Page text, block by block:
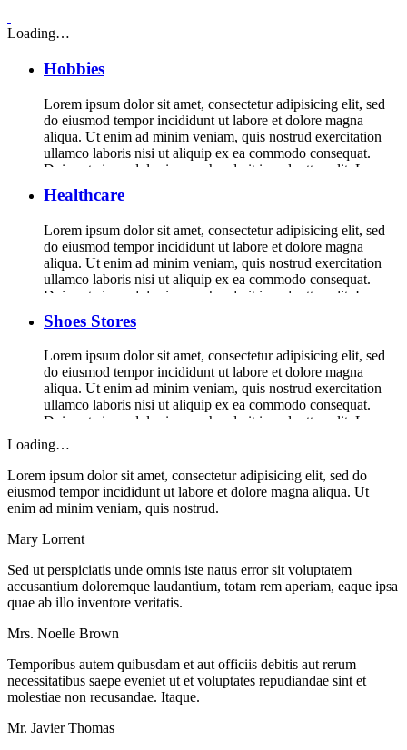
Loading…
Hobbies
Lorem ipsum dolor sit amet, consectetur adipisicing elit, sed
do eiusmod tempor incididunt ut labore et dolore magna
aliqua. Ut enim ad minim veniam, quis nostrud exercitation
ullamco laboris nisi ut aliquip ex ea commodo consequat.
Duis aute irure dolor in reprehenderit in voluptte velit. Lorem
ipsum dolor sit amet, consectetur adipisicing elit, sed do […]
Healthcare
Lorem ipsum dolor sit amet, consectetur adipisicing elit, sed
do eiusmod tempor incididunt ut labore et dolore magna
aliqua. Ut enim ad minim veniam, quis nostrud exercitation
ullamco laboris nisi ut aliquip ex ea commodo consequat.
Duis aute irure dolor in reprehenderit in voluptte velit. Lorem
ipsum dolor sit amet, consectetur adipisicing elit, sed do […]
Shoes Stores
Lorem ipsum dolor sit amet, consectetur adipisicing elit, sed
do eiusmod tempor incididunt ut labore et dolore magna
aliqua. Ut enim ad minim veniam, quis nostrud exercitation
ullamco laboris nisi ut aliquip ex ea commodo consequat.
Duis aute irure dolor in reprehenderit in voluptte velit. Lorem
Loading…
Lorem ipsum dolor sit amet, consectetur adipisicing elit, sed do
eiusmod tempor incididunt ut labore et dolore magna aliqua. Ut
enim ad minim veniam, quis nostrud.
Mary Lorrent
Sed ut perspiciatis unde omnis iste natus error sit voluptatem
accusantium doloremque laudantium, totam rem aperiam, eaque ipsa
quae ab illo inventore veritatis.
Mrs. Noelle Brown
Temporibus autem quibusdam et aut officiis debitis aut rerum
necessitatibus saepe eveniet ut et voluptates repudiandae sint et
molestiae non recusandae. Itaque.
Mr. Javier Thomas